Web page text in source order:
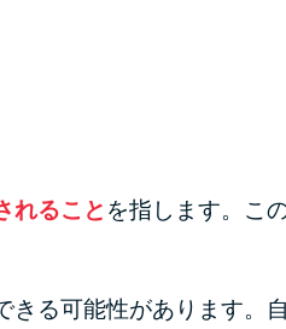
集ページ
れること を指します。こ
きる可能性があります。